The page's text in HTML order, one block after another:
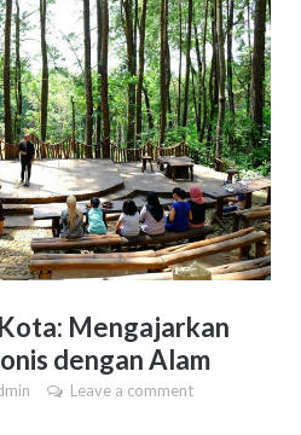
Mengajarkan
dengan Alam
Leave a comment